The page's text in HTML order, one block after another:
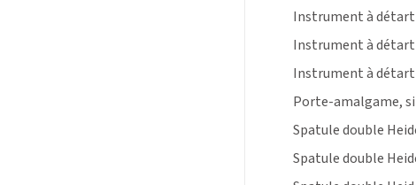
Instrument à
Instrument à
Instrument à
Porte-amalgame,
Spatule double
Spatule double